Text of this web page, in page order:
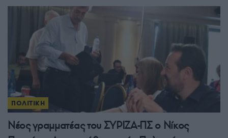
ΠΟΛΙΤΙΚΗ
Νέος γραμματέας του ΣΥΡΙΖΑ-ΠΣ ο Νίκος